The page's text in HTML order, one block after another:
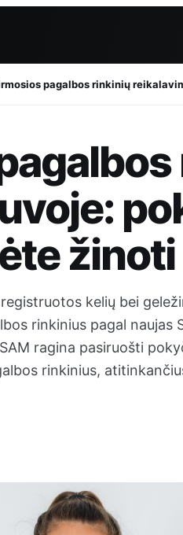
pagalbos rinkinių
žinoti
kelių bei
rinkinius pagal naujas
ragina pasiruošti
rinkinius,